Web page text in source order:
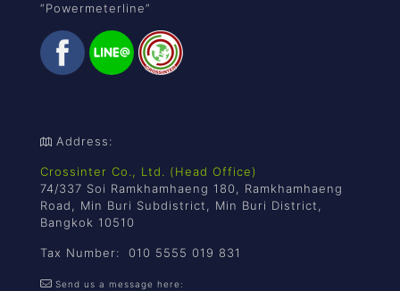
“Powermeterline”
Address:
Crossinter Co., Ltd. (Head Office)
74/337 Soi Ramkhamhaeng 180, Ramkhamhaeng
Road, Min Buri Subdistrict, Min Buri District,
Bangkok 10510
Tax Number: 010 5555 019 831
Send us a message here: